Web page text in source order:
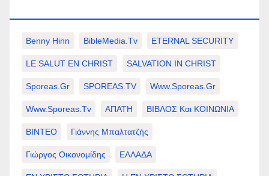
Benny Hinn BibleMedia.tv ETERNAL SECURITY
LE SALUT EN CHRIST SALVATION IN CHRIST
Sporeas.gr SPOREAS.TV Www.sporeas.gr
Www.sporeas.tv ΑΠΑΤΗ ΒΙΒΛΟΣ Και ΚΟΙΝΩΝΙΑ
ΒΙΝΤΕΟ Γιάννης Μπαλτατζής
Γιώργος Οικονομίδης ΕΛΛΑΔΑ